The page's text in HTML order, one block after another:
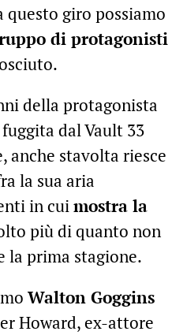
questo giro possiamo
di protagonisti
della protagonista
dal Vault 33
anche stavolta riesce
la sua aria
in cui mostra la
più di quanto non
la prima stagione.
Walton Goggins
Howard, ex-attore